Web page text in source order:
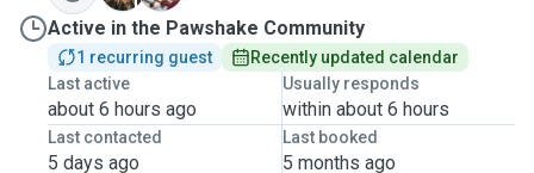
Active in the Pawshake Community
1 recurring guest
Recently updated calendar
Last active
about 6 hours ago
Usually responds
within about 6 hours
Last contacted
5 days ago
Last booked
5 months ago